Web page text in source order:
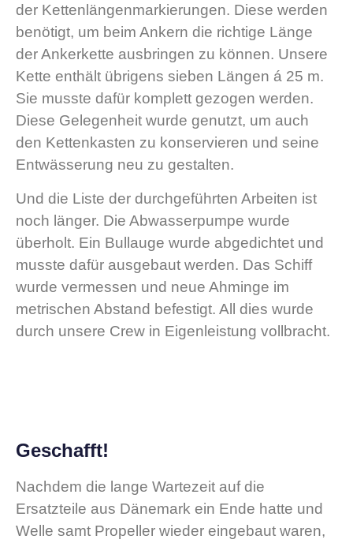
der Kettenlängenmarkierungen. Diese werden
benötigt, um beim Ankern die richtige Länge
der Ankerkette ausbringen zu können. Unsere
Kette enthält übrigens sieben Längen á 25 m.
Sie musste dafür komplett gezogen werden.
Diese Gelegenheit wurde genutzt, um auch
den Kettenkasten zu konservieren und seine
Entwässerung neu zu gestalten.
Und die Liste der durchgeführten Arbeiten ist
noch länger. Die Abwasserpumpe wurde
überholt. Ein Bullauge wurde abgedichtet und
musste dafür ausgebaut werden. Das Schiff
wurde vermessen und neue Ahminge im
metrischen Abstand befestigt. All dies wurde
durch unsere Crew in Eigenleistung vollbracht.
Geschafft!
Nachdem die lange Wartezeit auf die
Ersatzteile aus Dänemark ein Ende hatte und
Welle samt Propeller wieder eingebaut waren,